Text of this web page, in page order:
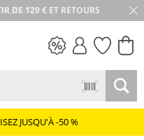
JOURS
JUSQU'À -50 %